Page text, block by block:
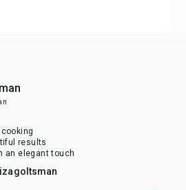
results
an elegant touch